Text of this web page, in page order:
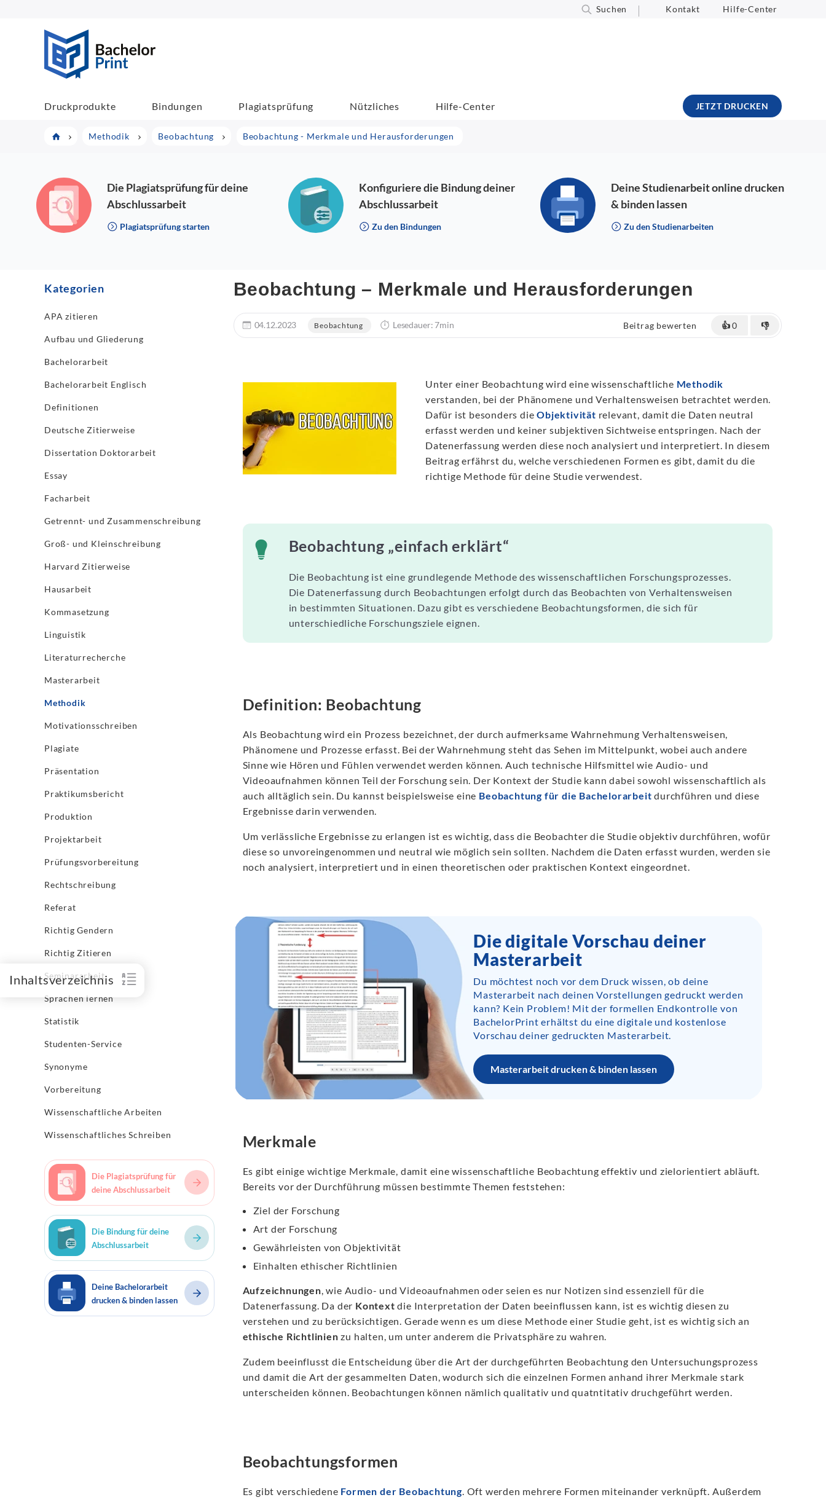
Suchen Kontakt Hilfe-Center
Druckprodukte Bindungen Plagiatsprüfung Nützliches Hilfe-Center JETZT DRUCKEN
Methodik Beobachtung Beobachtung - Merkmale und Herausforderungen
Die Plagiatsprüfung für deine
Abschlussarbeit
Plagiatsprüfung starten
Konfiguriere die Bindung deiner
Abschlussarbeit
Zu den Bindungen
Deine Studienarbeit online drucken
& binden lassen
Zu den Studienarbeiten
Kategorien
APA zitieren
Aufbau und Gliederung
Bachelorarbeit
Bachelorarbeit Englisch
Definitionen
Deutsche Zitierweise
Dissertation Doktorarbeit
Essay
Facharbeit
Getrennt- und Zusammenschreibung
Groß- und Kleinschreibung
Harvard Zitierweise
Hausarbeit
Kommasetzung
Linguistik
Literaturrecherche
Masterarbeit
Methodik
Motivationsschreiben
Plagiate
Präsentation
Praktikumsbericht
Produktion
Projektarbeit
Prüfungsvorbereitung
Rechtschreibung
Referat
Richtig Gendern
Richtig Zitieren
Seminararbeit
Sprachen lernen
Statistik
Studenten-Service
Synonyme
Vorbereitung
Wissenschaftliche Arbeiten
Wissenschaftliches Schreiben
Die Plagiatsprüfung für
deine Abschlussarbeit
Die Bindung für deine
Abschlussarbeit
Deine Bachelorarbeit
drucken & binden lassen
Beobachtung – Merkmale und Herausforderungen
04.12.2023 Beobachtung Lesedauer: 7min Beitrag bewerten 👍0 👎
Inhaltsverzeichnis
Unter einer Beobachtung wird eine wissenschaftliche Methodik
verstanden, bei der Phänomene und Verhaltensweisen betrachtet werden.
Dafür ist besonders dieObjektivität relevant, damit die Daten neutral
erfasst werden und keiner subjektiven Sichtweise entspringen. Nach der
Datenerfassung werden diese noch analysiert und interpretiert. In diesem
Beitrag erfährst du, welche verschiedenen Formen es gibt, damit du die
richtige Methode für deine Studie verwendest.
Beobachtung „einfach erklärt“
Die Beobachtung ist eine grundlegende Methode des wissenschaftlichen Forschungsprozesses.
Die Datenerfassung durch Beobachtungen erfolgt durch das Beobachten von Verhaltensweisen
in bestimmten Situationen. Dazu gibt es verschiedene Beobachtungsformen, die sich für
unterschiedliche Forschungsziele eignen.
Definition: Beobachtung
Als Beobachtung wird ein Prozess bezeichnet, der durch aufmerksame Wahrnehmung Verhaltensweisen,
Phänomene und Prozesse erfasst. Bei der Wahrnehmung steht das Sehen im Mittelpunkt, wobei auch andere
Sinne wie Hören und Fühlen verwendet werden können. Auch technische Hilfsmittel wie Audio- und
Videoaufnahmen können Teil der Forschung sein. Der Kontext der Studie kann dabei sowohl wissenschaftlich als
auch alltäglich sein. Du kannst beispielsweise eine Beobachtung für die Bachelorarbeit durchführen und diese
Ergebnisse darin verwenden.
Um verlässliche Ergebnisse zu erlangen ist es wichtig, dass die Beobachter die Studie objektiv durchführen, wofür
diese so unvoreingenommen und neutral wie möglich sein sollten. Nachdem die Daten erfasst wurden, werden sie
noch analysiert, interpretiert und in einen theoretischen oder praktischen Kontext eingeordnet.
Die digitale Vorschau deiner
Masterarbeit
Du möchtest noch vor dem Druck wissen, ob deine
Masterarbeit nach deinen Vorstellungen gedruckt werden
kann? Kein Problem! Mit der formellen Endkontrolle von
BachelorPrint erhältst du eine digitale und kostenlose
Vorschau deiner gedruckten Masterarbeit.
Masterarbeit drucken & binden lassen
Merkmale
Es gibt einige wichtige Merkmale, damit eine wissenschaftliche Beobachtung effektiv und zielorientiert abläuft.
Bereits vor der Durchführung müssen bestimmte Themen feststehen:
Ziel der Forschung
Art der Forschung
Gewährleisten von Objektivität
Einhalten ethischer Richtlinien
Aufzeichnungen, wie Audio- und Videoaufnahmen oder seien es nur Notizen sind essenziell für die
Datenerfassung. Da der Kontext die Interpretation der Daten beeinflussen kann, ist es wichtig diesen zu
verstehen und zu berücksichtigen. Gerade wenn es um diese Methode einer Studie geht, ist es wichtig sich an
ethische Richtlinien zu halten, um unter anderem die Privatsphäre zu wahren.
Zudem beeinflusst die Entscheidung über die Art der durchgeführten Beobachtung den Untersuchungsprozess
und damit die Art der gesammelten Daten, wodurch sich die einzelnen Formen anhand ihrer Merkmale stark
unterscheiden können. Beobachtungen können nämlich qualitativ und quatntitativ druchgeführt werden.
Beobachtungsformen
Es gibt verschiedene Formen der Beobachtung. Oft werden mehrere Formen miteinander verknüpft. Außerdem